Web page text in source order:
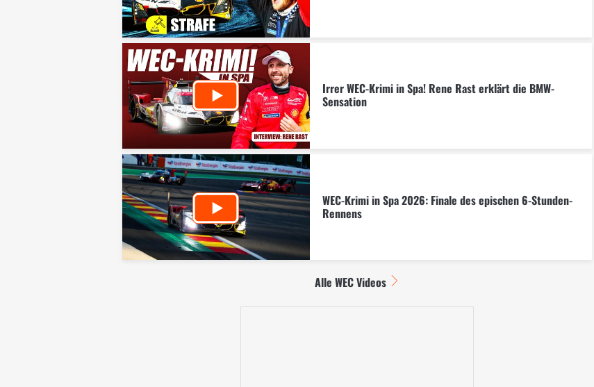
Irrer WEC-Krimi in Spa! Rene Rast erklärt die BMW-
Sensation
WEC-Krimi in Spa 2026: Finale des epischen 6-Stunden-
Rennens
Alle WEC Videos